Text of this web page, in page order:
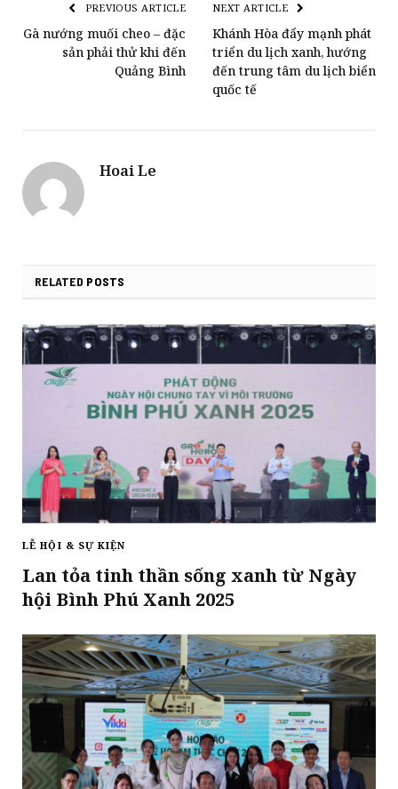
PREVIOUS ARTICLE
Gà nướng muối cheo – đặc
sản phải thử khi đến
Quảng Bình
NEXT ARTICLE
Khánh Hòa đẩy mạnh phát
triển du lịch xanh, hướng
đến trung tâm du lịch biển
quốc tế
Hoai Le
RELATED POSTS
LỄ HỘI & SỰ KIỆN
Lan tỏa tinh thần sống xanh từ Ngày
hội Bình Phú Xanh 2025